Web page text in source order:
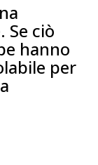
Se ciò
hanno
per